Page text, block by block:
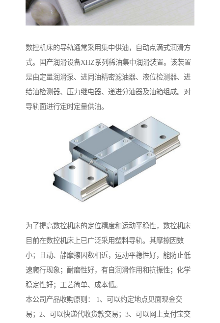
数控机床的导轨通常采用集中供油，自动点滴式润滑方
式。国产润滑设备XHZ系列稀油集中润滑装置。该装置
是由定量润滑泵、进同油精密滤油器、液位检测器、进
给油检测器、压力继电器、递进分油器及油箱组成。对
导轨面进行定时定量供油。
为了提高数控机床的定位精度和运动平稳性，数控机床
目前在数控机床上已广泛采用塑料导轨。其摩擦因数
小；且动、静摩擦因数相近，运动平稳性好，能防止低
速爬行现象；耐磨性好，有自润滑作用和抗振性；化学
稳定性好；工艺简单、成本低。
本公司产品收购原则： 1、可以约定地点见面现金交
易；2、可以快递代收货款交易；3、可以网上支付宝交